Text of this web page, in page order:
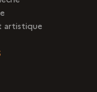
artistique